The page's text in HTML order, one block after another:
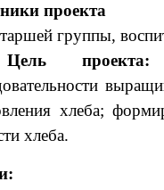
проекта
группы,
Цель проекта
хлеба;
хлеба.